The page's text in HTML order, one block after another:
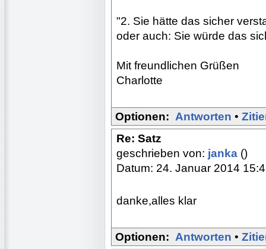
"2. Sie hätte das sicher
oder auch: Sie würde das
Mit freundlichen Grüßen
Charlotte
Optionen: Antworten •
Re: Satz
geschrieben von: janka ()
Datum: 24. Januar 2014
danke,alles klar
Optionen: Antworten •